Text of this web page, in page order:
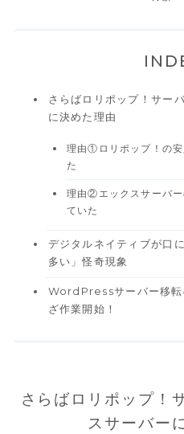
さらばロリポップ！サー
に決めた理由
理由①ロリポップ！の
た
理由②エックスサーバ
ていた
デジタルネイティブが口
多い」怪奇現象
WordPressサーバー移転
ざ作業開始！
さらばロリポップ！
スサーバー